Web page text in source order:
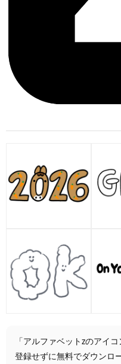
「アルファベットzのアイ
登録せずに無料でダウンロ